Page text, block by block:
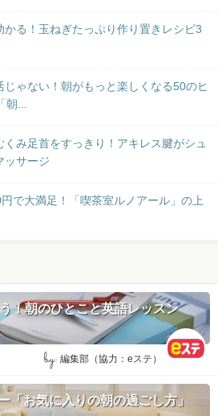
かる！玉ねぎたっぷり作り置きレシピ3
じゃない！朝がもっと楽しくなる50のヒ
朝...
くみ足首をすっきり！アキレス腱がシュ
ッサージ
で大満足！「喫茶室ルノアール」の上
！朝のひとこと英語レッスン
by: 編集部（協力：eステ）
「お気に入りの朝の過ごし方」